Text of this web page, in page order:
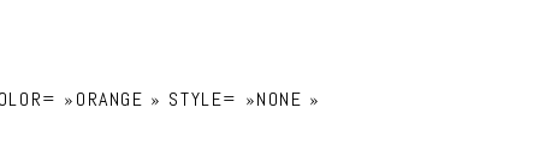
»ORANGE » STYLE= »NONE »